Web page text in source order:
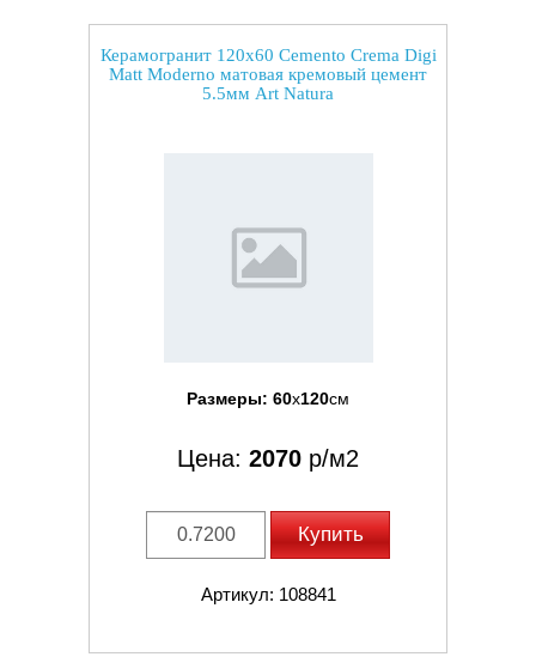
Керамогранит 120x60 Cemento Crema Digi
Matt Moderno матовая кремовый цемент
5.5мм Art Natura
Размеры: 60x120см
Цена: 2070 р/м2
Купить
Артикул: 108841